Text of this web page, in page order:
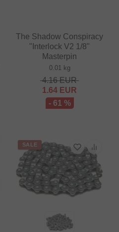
The Shadow Conspiracy
"Interlock V2 1/8"
Masterpin
0.01 kg
4.16EUR
1.64 EUR
- 61 %
SALE